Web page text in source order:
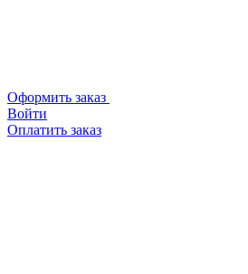
Оформить заказ
Войти
Оплатить заказ